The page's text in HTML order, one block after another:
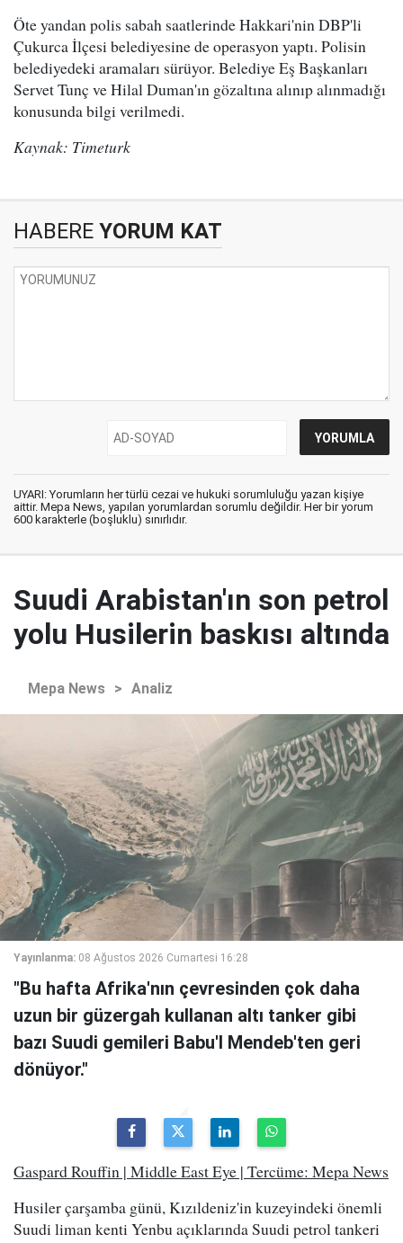
Öte yandan polis sabah saatlerinde Hakkari'nin DBP'li
Çukurca İlçesi belediyesine de operasyon yaptı. Polisin
belediyedeki aramaları sürüyor. Belediye Eş Başkanları
Servet Tunç ve Hilal Duman'ın gözaltına alınıp alınmadığı
konusunda bilgi verilmedi.
Kaynak: Timeturk
HABERE YORUM KAT
UYARI: Yorumların her türlü cezai ve hukuki sorumluluğu yazan kişiye
aittir. Mepa News, yapılan yorumlardan sorumlu değildir. Her bir yorum
600 karakterle (boşluklu) sınırlıdır.
Suudi Arabistan'ın son petrol
yolu Husilerin baskısı altında
Mepa News > Analiz
Yayınlanma: 08 Ağustos 2026 Cumartesi 16:28
"Bu hafta Afrika'nın çevresinden çok daha
uzun bir güzergah kullanan altı tanker gibi
bazı Suudi gemileri Babu'l Mendeb'ten geri
dönüyor."
Gaspard Rouffin | Middle East Eye | Tercüme: Mepa News
Husiler çarşamba günü, Kızıldeniz'in kuzeyindeki önemli
Suudi liman kenti Yenbu açıklarında Suudi petrol tankeri